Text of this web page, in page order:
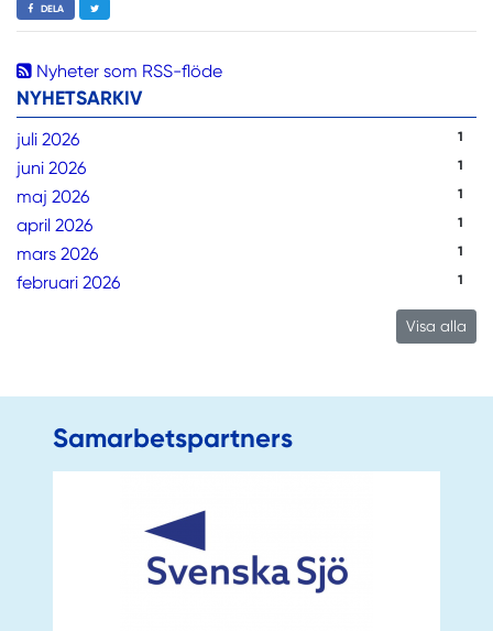
Nyheter som RSS-flöde
NYHETSARKIV
juli 2026 1
juni 2026 1
maj 2026 1
april 2026 1
mars 2026 1
februari 2026 1
Visa alla
DELA
Samarbetspartners